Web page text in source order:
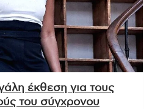
έκθεση για τους
του σύγχρονου